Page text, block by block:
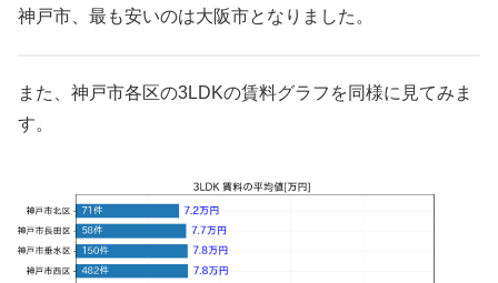
神戸市、最も安いのは大阪市となりました。
また、神戸市各区の3LDKの賃料グラフを同様に見てみま
す。